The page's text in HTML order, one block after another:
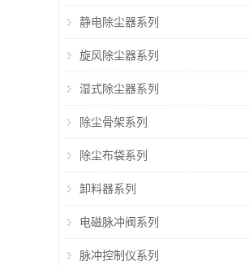
静电除尘器系列
旋风除尘器系列
湿式除尘器系列
除尘骨架系列
除尘布袋系列
卸料器系列
电磁脉冲阀系列
脉冲控制仪系列